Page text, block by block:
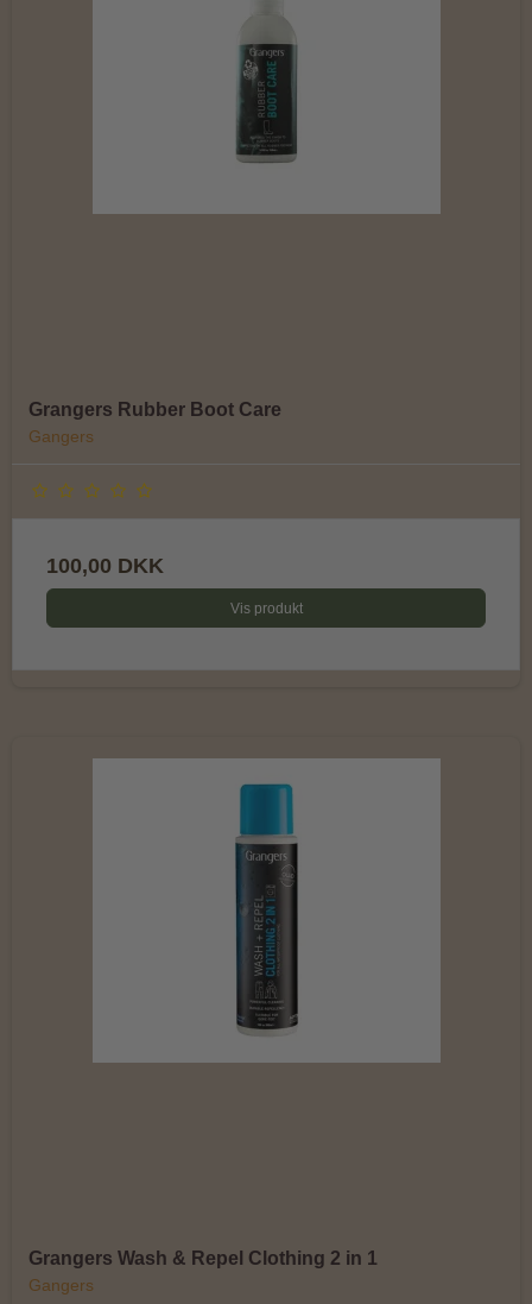
Grangers Rubber Boot Care
Gangers
100,00 DKK
Vis produkt
Grangers Wash & Repel Clothing 2 in 1
Gangers